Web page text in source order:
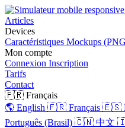
Articles
Devices
Caractéristiques Mockups
Mon compte
Connexion Inscription
Tarifs
Contact
🇫🇷 Français
🌎 English 🇫🇷 Français 🇪🇸
Português (Brasil) 🇨🇳 中文